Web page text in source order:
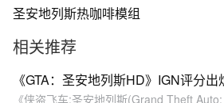
圣安地列斯热咖啡模组
相关推荐
《GTA：圣安地列斯HD》IGN评分
《侠盗飞车:圣安地列斯(Grand Theft